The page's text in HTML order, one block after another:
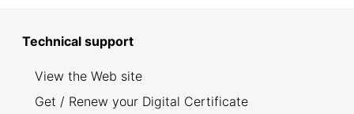
Technical support
View the Web site
Get / Renew your Digital Certificate